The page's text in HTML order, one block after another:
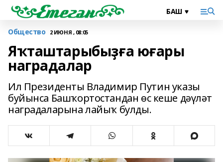
Общество 2 ИЮНЯ , 08:05
Яҡташтарыбыҙға юғары
наградалар
Ил Президенты Владимир Путин указы
буйынса Башҡортостандан өс кеше дәүләт
наградаларына лайыҡ булды.